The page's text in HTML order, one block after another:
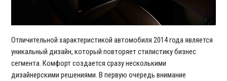
Отличительной характеристикой автомобиля 2014 года является
уникальный дизайн, который повторяет стилистику бизнес
сегмента. Комфорт создается сразу несколькими
дизайнерскими решениями. В первую очередь внимание